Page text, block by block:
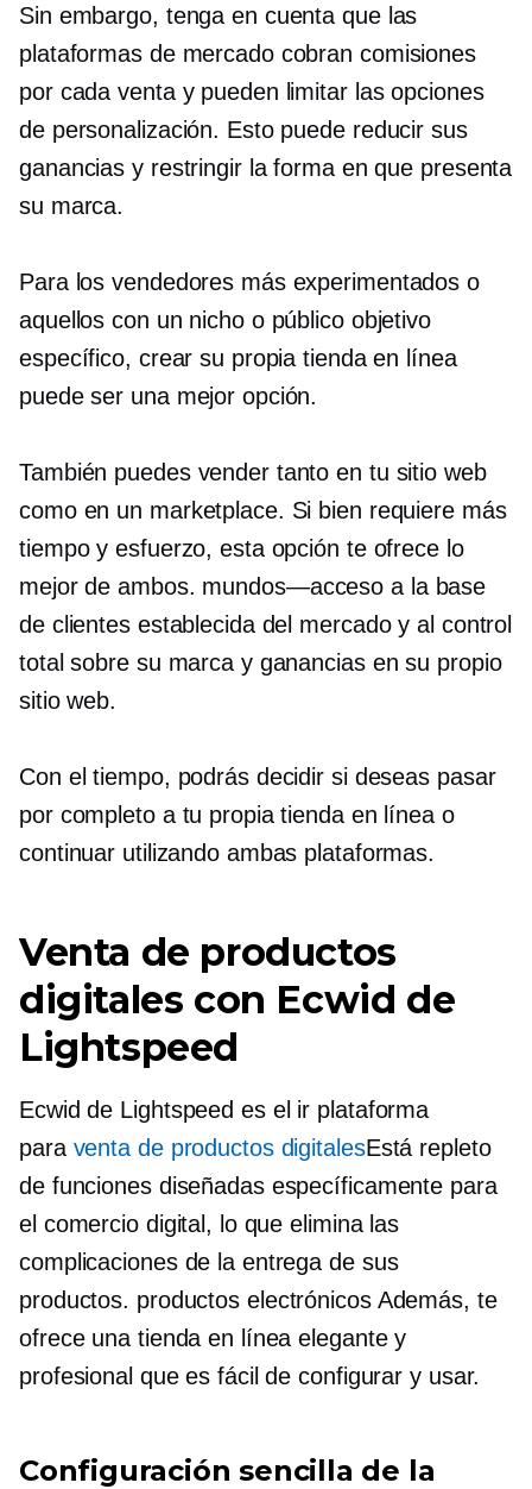
Sin embargo, tenga en cuenta que las
plataformas de mercado cobran comisiones
por cada venta y pueden limitar las opciones
de personalización. Esto puede reducir sus
ganancias y restringir la forma en que presenta
su marca.
Para los vendedores más experimentados o
aquellos con un nicho o público objetivo
específico, crear su propia tienda en línea
puede ser una mejor opción.
También puedes vender tanto en tu sitio web
como en un marketplace. Si bien requiere más
tiempo y esfuerzo, esta opción te ofrece lo
mejor de ambos. mundos—acceso a la base
de clientes establecida del mercado y al control
total sobre su marca y ganancias en su propio
sitio web.
Con el tiempo, podrás decidir si deseas pasar
por completo a tu propia tienda en línea o
continuar utilizando ambas plataformas.
Venta de productos
digitales con Ecwid de
Lightspeed
Ecwid de Lightspeed es el ir plataforma
para venta de productos digitalesEstá repleto
de funciones diseñadas específicamente para
el comercio digital, lo que elimina las
complicaciones de la entrega de sus
productos. productos electrónicosAdemás, te
ofrece una tienda en línea elegante y
profesional que es fácil de configurar y usar.
Configuración sencilla de la